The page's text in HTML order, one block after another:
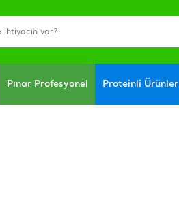
Pınar Profesyonel Proteinli Ürünler